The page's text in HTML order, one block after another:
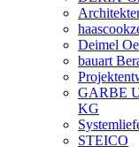
Deimel
bauart
GARBE
KG
STEICO